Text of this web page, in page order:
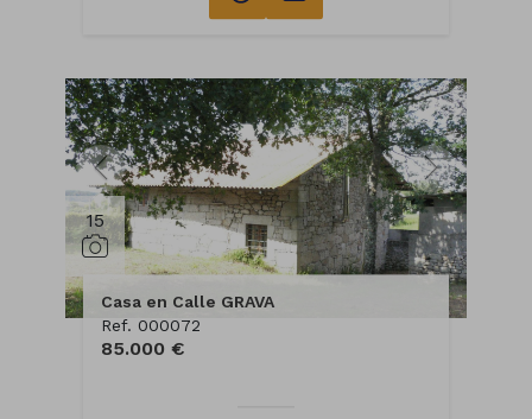
15
Casa en Calle GRAVA
Ref. 000072
85.000 €